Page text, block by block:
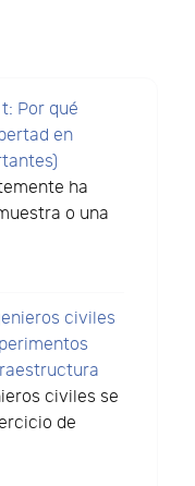
Por qué
en
ha
o una
civiles
civiles se
de